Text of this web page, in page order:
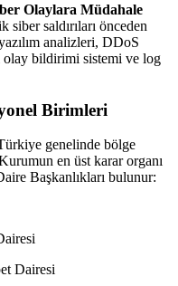
Olaylara Müdahale
saldırıları önceden
analizleri, DDoS
olay bildirimi sistemi ve log
Birimleri
genelinde bölge
en üst karar organı
Başkanlıkları bulunur:
Dairesi